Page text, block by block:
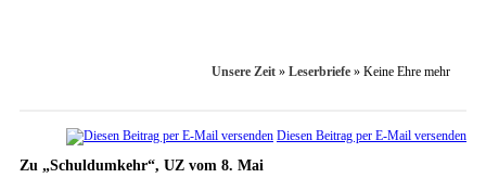
Unsere Zeit » Leserbriefe » Keine Ehre mehr
Diesen Beitrag per E-Mail versenden
Zu „Schuldumkehr“, UZ vom 8. Mai